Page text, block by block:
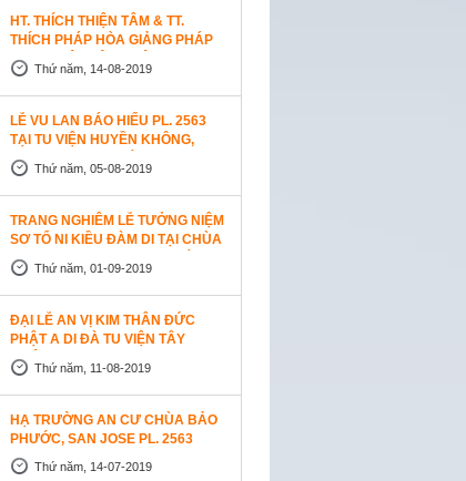
HT. THÍCH THIỆN TÂM & TT.
THÍCH PHÁP HÒA GIẢNG PHÁP
TẠI TU VIỆN TÂY THIÊN
WESTLOCK, CANADA
Thứ năm, 14-08-2019
LỄ VU LAN BÁO HIẾU PL. 2563
TẠI TU VIỆN HUYỀN KHÔNG,
SAN JOSE (HOA KỲ)
Thứ năm, 05-08-2019
TRANG NGHIÊM LỄ TƯỞNG NIỆM
SƠ TỔ NI KIỀU ĐÀM DI TẠI CHÙA
AN LẠC, SAN JOSE, HOA KỲ
Thứ năm, 01-09-2019
ĐẠI LỄ AN VỊ KIM THÂN ĐỨC
PHẬT A DI ĐÀ TU VIỆN TÂY
THIÊN, CANADA
Thứ năm, 11-08-2019
HẠ TRƯỜNG AN CƯ CHÙA BẢO
PHƯỚC, SAN JOSE PL. 2563
Thứ năm, 14-07-2019